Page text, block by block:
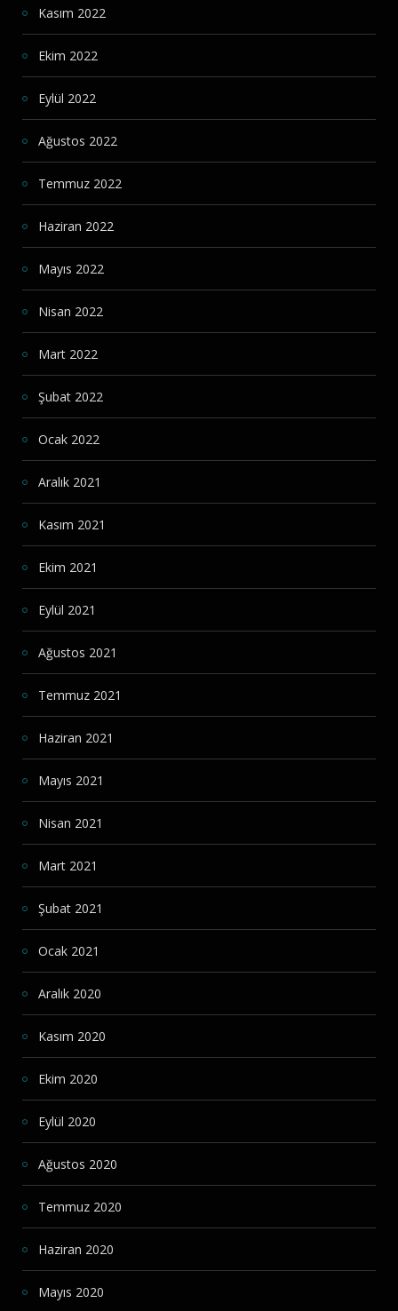
Kasım 2022
Ekim 2022
Eylül 2022
Ağustos 2022
Temmuz 2022
Haziran 2022
Mayıs 2022
Nisan 2022
Mart 2022
Şubat 2022
Ocak 2022
Aralık 2021
Kasım 2021
Ekim 2021
Eylül 2021
Ağustos 2021
Temmuz 2021
Haziran 2021
Mayıs 2021
Nisan 2021
Mart 2021
Şubat 2021
Ocak 2021
Aralık 2020
Kasım 2020
Ekim 2020
Eylül 2020
Ağustos 2020
Temmuz 2020
Haziran 2020
Mayıs 2020